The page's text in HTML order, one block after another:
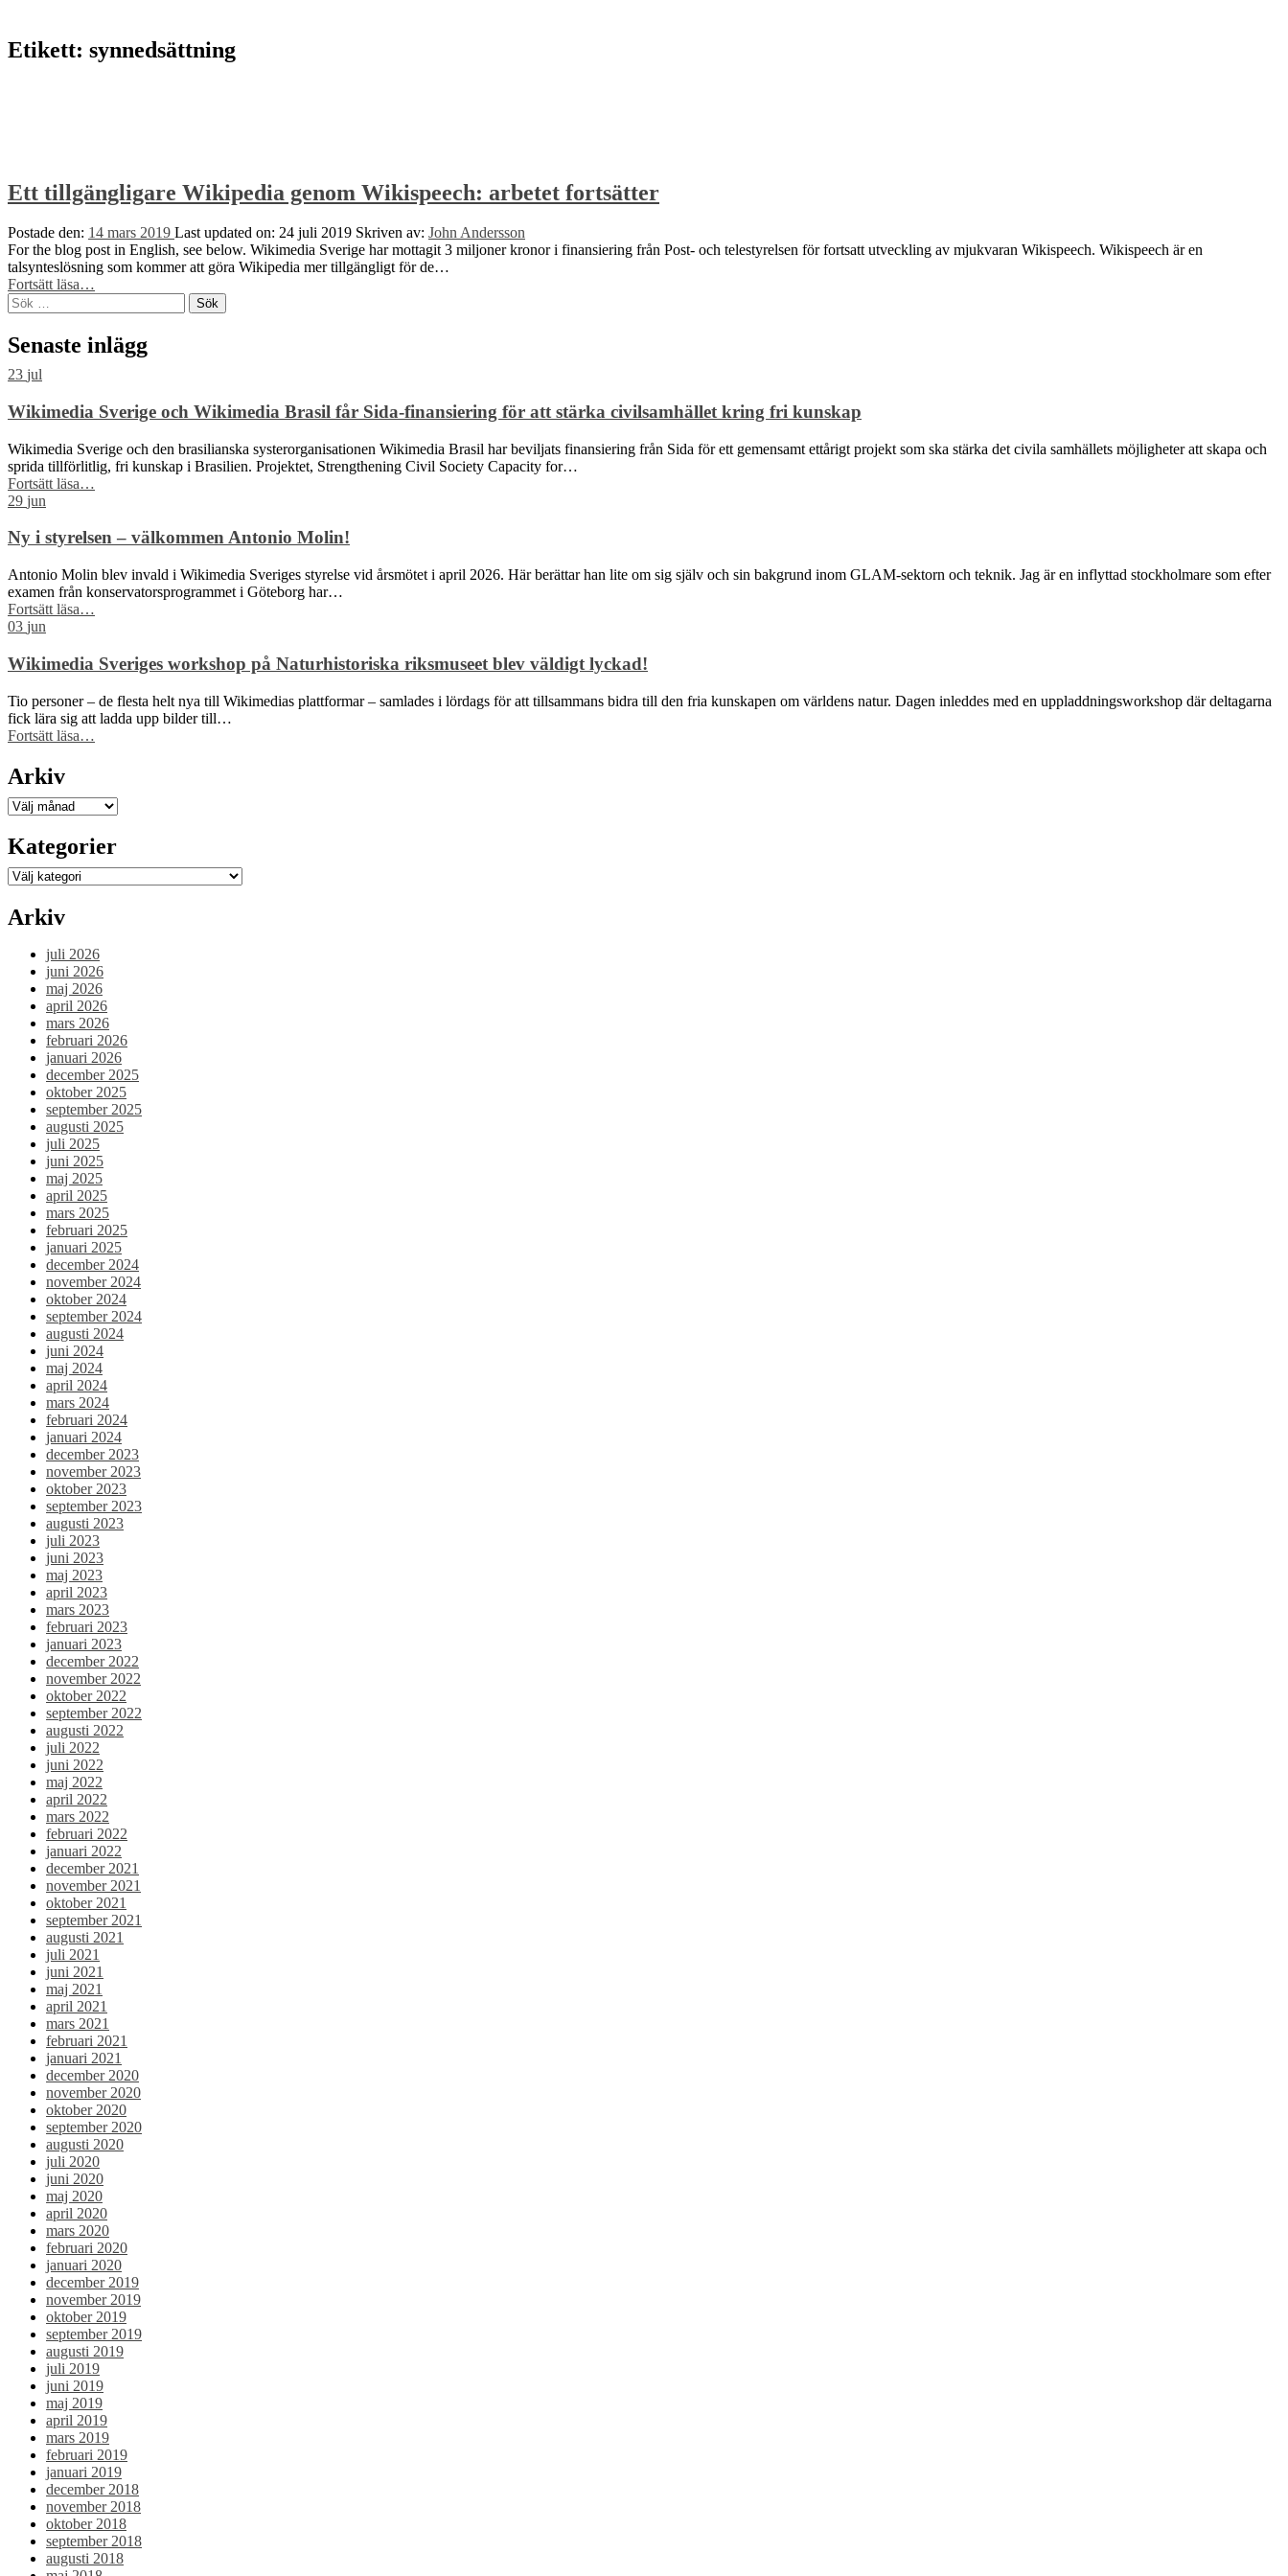
Etikett: synnedsättning
Ett tillgängligare Wikipedia genom Wikispeech: arbetet fortsätter
Postade den: 14 mars 2019 Last updated on: 24 juli 2019 Skriven av: John Andersson
For the blog post in English, see below. Wikimedia Sverige har mottagit 3 miljoner kronor i finansiering från Post- och telestyrelsen för fortsatt utveckling av mjukvaran Wikispeech. Wikispeech är en
talsynteslösning som kommer att göra Wikipedia mer tillgängligt för de…
Fortsätt läsa“Ett
Wikipedia
genom
Wikispeech:
…
Sök
efter:
Senaste inlägg
23 jul
Wikimedia Sverige och Wikimedia Brasil får Sida-finansiering för att stärka civilsamhället kring fri kunskap
Wikimedia Sverige och den brasilianska systerorganisationen Wikimedia Brasil har beviljats finansiering från Sida för ett gemensamt ettårigt projekt som ska stärka det civila samhällets möjligheter att skapa och
sprida tillförlitlig, fri kunskap i Brasilien. Projektet, Strengthening Civil Society Capacity for…
Fortsätt läsa
Wikimedia
får
Sida-
för
stärka
civilsamhället
fri
kunskap”
…
29 jun
Ny i styrelsen – välkommen Antonio Molin!
Antonio Molin blev invald i Wikimedia Sveriges styrelse vid årsmötet i april 2026. Här berättar han lite om sig själv och sin bakgrund inom GLAM-sektorn och teknik. Jag är en inflyttad stockholmare som efter
examen från konservatorsprogrammet i Göteborg har…
Fortsätt läsa
–
välkommen
Antonio
Molin!”
…
03 jun
Wikimedia Sveriges workshop på Naturhistoriska riksmuseet blev väldigt lyckad!
Tio personer – de flesta helt nya till Wikimedias plattformar – samlades i lördags för att tillsammans bidra till den fria kunskapen om världens natur. Dagen inleddes med en uppladdningsworkshop där deltagarna
fick lära sig att ladda upp bilder till…
Fortsätt läsa
Naturhistoriska
riksmuseet
blev
väldigt
lyckad!”
…
Arkiv
Arkiv
Kategorier
Kategorier
Arkiv
juli 2026
juni 2026
maj 2026
april 2026
mars 2026
februari 2026
januari 2026
december 2025
oktober 2025
september 2025
augusti 2025
juli 2025
juni 2025
maj 2025
april 2025
mars 2025
februari 2025
januari 2025
december 2024
november 2024
oktober 2024
september 2024
augusti 2024
juni 2024
maj 2024
april 2024
mars 2024
februari 2024
januari 2024
december 2023
november 2023
oktober 2023
september 2023
augusti 2023
juli 2023
juni 2023
maj 2023
april 2023
mars 2023
februari 2023
januari 2023
december 2022
november 2022
oktober 2022
september 2022
augusti 2022
juli 2022
juni 2022
maj 2022
april 2022
mars 2022
februari 2022
januari 2022
december 2021
november 2021
oktober 2021
september 2021
augusti 2021
juli 2021
juni 2021
maj 2021
april 2021
mars 2021
februari 2021
januari 2021
december 2020
november 2020
oktober 2020
september 2020
augusti 2020
juli 2020
juni 2020
maj 2020
april 2020
mars 2020
februari 2020
januari 2020
december 2019
november 2019
oktober 2019
september 2019
augusti 2019
juli 2019
juni 2019
maj 2019
april 2019
mars 2019
februari 2019
januari 2019
december 2018
november 2018
oktober 2018
september 2018
augusti 2018